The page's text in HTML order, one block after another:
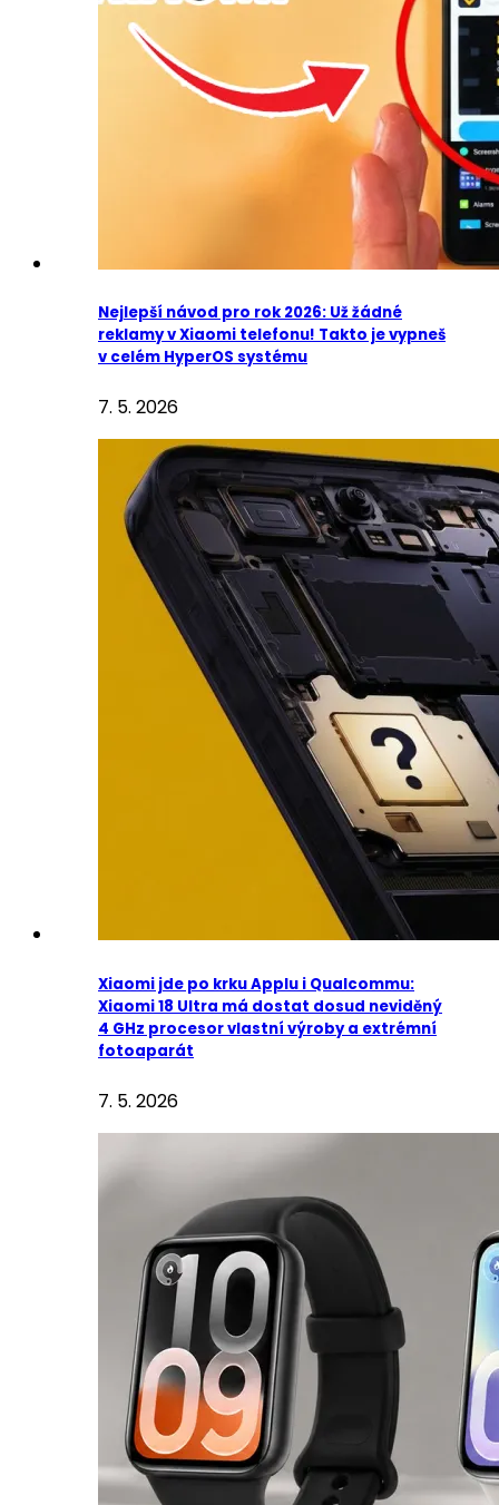
Nejlepší návod pro rok 2026: Už žádné
reklamy v Xiaomi telefonu! Takto je vypneš
v celém HyperOS systému
7. 5. 2026
Xiaomi jde po krku Applu i Qualcommu:
Xiaomi 18 Ultra má dostat dosud neviděný
4 GHz procesor vlastní výroby a extrémní
fotoaparát
7. 5. 2026